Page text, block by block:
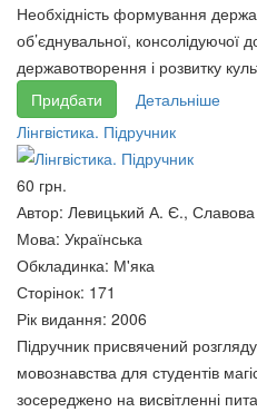
Необхідність формування
об’єднувальної, консолідуючої
державотворення і розвитку
Придбати
Детальніше
Лінгвістика. Підручник
60 грн.
Автор: Левицький А. Є.,
Мова: Українська
Обкладинка: М'яка
Сторінок: 171
Рік видання: 2006
Підручник присвячений
мовознавства для студентів
зосереджено на висвітленні